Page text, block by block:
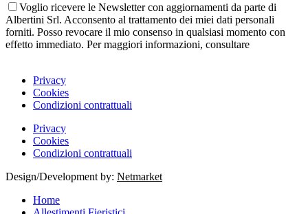
Voglio ricevere le Newsletter con aggiornamenti da parte di
Albertini Srl. Acconsento al trattamento dei miei dati personali
forniti. Posso revocare il mio consenso in qualsiasi momento con
effetto immediato. Per maggiori informazioni, consultare
Privacy
Cookies
Condizioni contrattuali
Privacy
Cookies
Condizioni contrattuali
Design/Development by: Netmarket
Home